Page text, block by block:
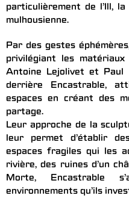
particulièrement de l’Ill,
mulhousienne.
Par des gestes
privilégiant les
Antoine Lejolivet et Paul
derrière Encastrable,
espaces en créant des
partage.
Leur approche de la
leur permet d’établir
espaces fragiles qui les
rivière, des ruines d’un
Morte, Encastrable
environnements qu’ils